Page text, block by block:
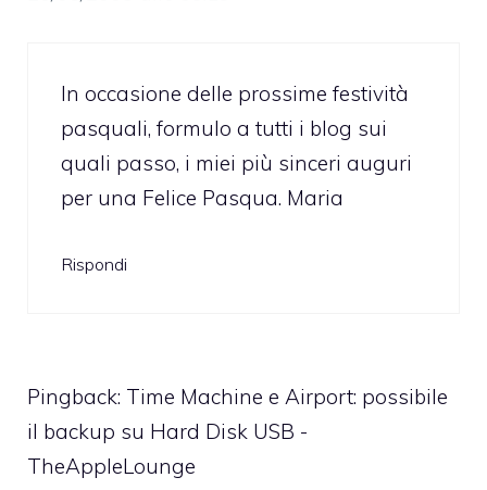
In occasione delle prossime festività
pasquali, formulo a tutti i blog sui
quali passo, i miei più sinceri auguri
per una Felice Pasqua. Maria
Rispondi
Pingback: Time Machine e Airport: possibile
il backup su Hard Disk USB -
TheAppleLounge